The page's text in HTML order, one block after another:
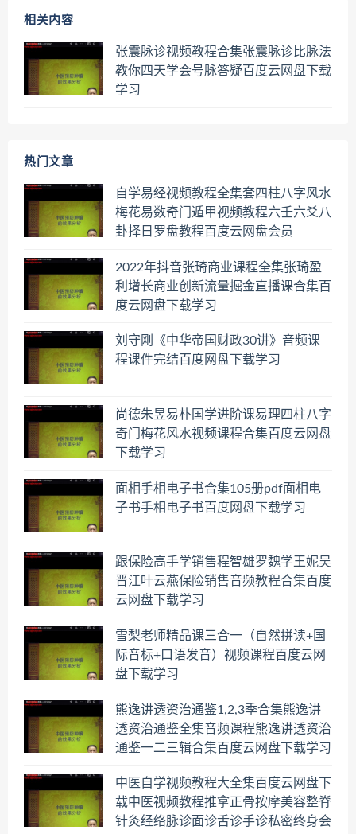
相关内容
张震脉诊视频教程合集张震脉诊比脉法
教你四天学会号脉答疑百度云网盘下载
学习
热门文章
自学易经视频教程全集套四柱八字风水
梅花易数奇门遁甲视频教程六壬六爻八
卦择日罗盘教程百度云网盘会员
2022年抖音张琦商业课程全集张琦盈
利增长商业创新流量掘金直播课合集百
度云网盘下载学习
刘守刚《中华帝国财政30讲》音频课
程课件完结百度网盘下载学习
尚德朱昱易朴国学进阶课易理四柱八字
奇门梅花风水视频课程合集百度云网盘
下载学习
面相手相电子书合集105册pdf面相电
子书手相电子书百度网盘下载学习
跟保险高手学销售程智雄罗魏学王妮吴
晋江叶云燕保险销售音频教程合集百度
云网盘下载学习
雪梨老师精品课三合一（自然拼读+国
际音标+口语发音）视频课程百度云网
盘下载学习
熊逸讲透资治通鉴1,2,3季合集熊逸讲
透资治通鉴全集音频课程熊逸讲透资治
通鉴一二三辑合集百度云网盘下载学习
中医自学视频教程大全集百度云网盘下
载中医视频教程推拿正骨按摩美容整脊
针灸经络脉诊面诊舌诊手诊私密终身会